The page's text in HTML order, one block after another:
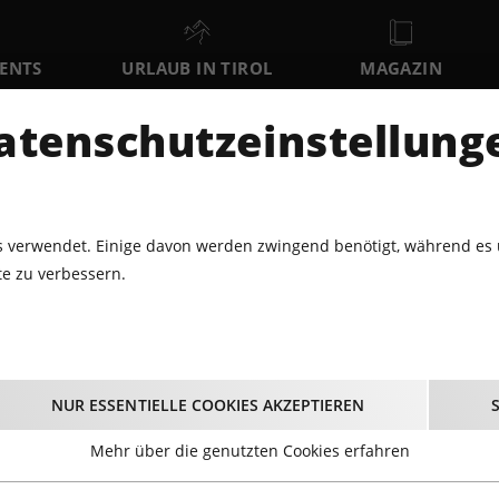
URLAUB IN TIROL MAGAZIN
SO MO DI 12
·
und auf Tirols Weihnachtsmärkten steigt die
heißen Glühwein und lasst euch von kulinarischen
verwendet. Einige davon werden zwingend benötigt, während
zu verbessern.
NUR ESSENTIELLE COOKIES AKZEPTIEREN
Mehr über die genutzten Cookies erfahren